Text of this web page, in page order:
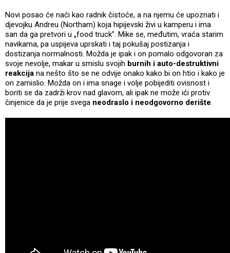
Novi posao će naći kao radnik čistoće, a na njemu će upoznati i
djevojku Andreu (Northam) koja hipijevski živi u kamperu i ima
san da ga pretvori u „food truck”. Mike se, međutim, vraća starim
navikama, pa uspijeva uprskati i taj pokušaj postizanja i
dostizanja normalnosti. Možda je ipak i on pomalo odgovoran za
svoje nevolje, makar u smislu svojih burnih i auto-destruktivni
reakcija na nešto što se ne odvije onako kako bi on htio i kako je
on zamislio. Možda on i ima snage i volje pobijediti ovisnost i
boriti se da zadrži krov nad glavom, ali ipak ne može ići protiv
činjenice da je prije svega neodraslo i neodgovorno derište.